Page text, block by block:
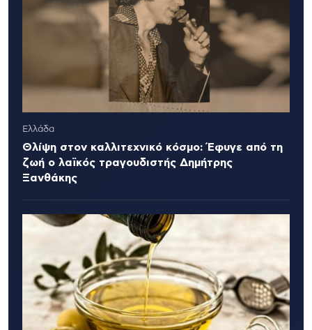
Ελλάδα
Θλίψη στον καλλιτεχνικό κόσμο: Έφυγε από τη
ζωή ο λαϊκός τραγουδιστής Δημήτρης
Ξανθάκης